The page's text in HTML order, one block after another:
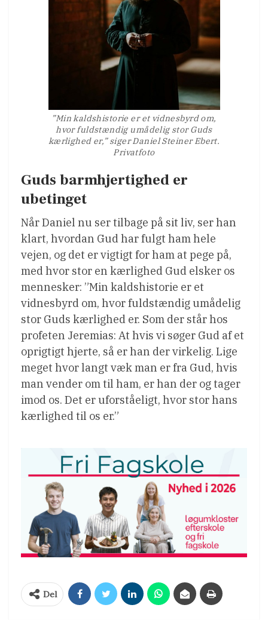
”Min kaldshistorie er et vidnesbyrd om,
hvor fuldstændig umådelig stor Guds
kærlighed er,” siger Daniel Steiner Ebert.
Privatfoto
Guds barmhjertighed er
ubetinget
Når Daniel nu ser tilbage på sit liv, ser han
klart, hvordan Gud har fulgt ham hele
vejen, og det er vigtigt for ham at pege på,
med hvor stor en kærlighed Gud elsker os
mennesker: ”Min kaldshistorie er et
vidnesbyrd om, hvor fuldstændig umådelig
stor Guds kærlighed er. Som der står hos
profeten Jeremias: At hvis vi søger Gud af et
oprigtigt hjerte, så er han der virkelig. Lige
meget hvor langt væk man er fra Gud, hvis
man vender om til ham, er han der og tager
imod os. Det er uforståeligt, hvor stor hans
kærlighed til os er.”
Del